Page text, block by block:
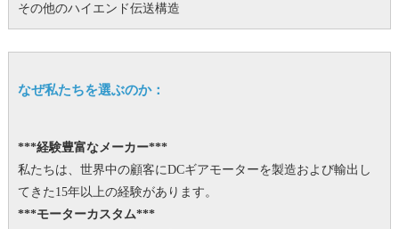
その他のハイエンド伝送構造
なぜ私たちを選ぶのか：
***経験豊富なメーカー***
私たちは、世界中の顧客にDCギアモーターを製造および輸出し
てきた15年以上の経験があります。
***モーターカスタム***